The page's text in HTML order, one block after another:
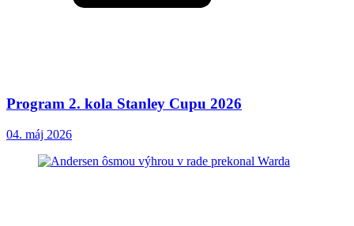
Program 2. kola Stanley Cupu 2026
04. máj 2026